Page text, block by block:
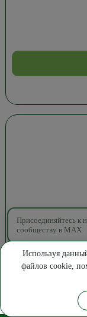
Дверь
Присоединяйтесь к
сообществу в MAX
Используя
файлов cookie,